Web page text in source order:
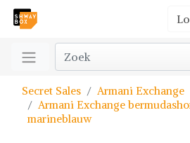
Secret Sales
Armani Exchange
Armani Exchange
marineblauw